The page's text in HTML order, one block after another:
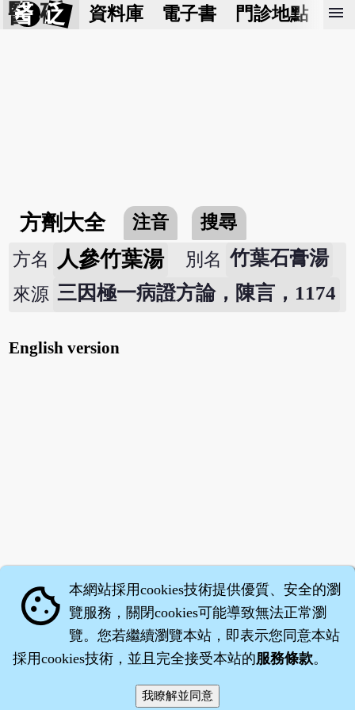
醫 砭 資料庫 電子書 門診地點 預
menu
方劑大全 注音
搜尋
方名
人參竹葉湯 別名 竹葉石膏湯
來源 三因極一病證方論，陳言，1174
English version
‧沈藥子©2008～2026
cookie 本網站採用cookies技術提供優質、安全的瀏
覽服務，關閉cookies可能導致無法正常瀏
覽。您若繼續瀏覽本站，即表示您同意本站
採用cookies技術，並且完全接受本站的服務條款。